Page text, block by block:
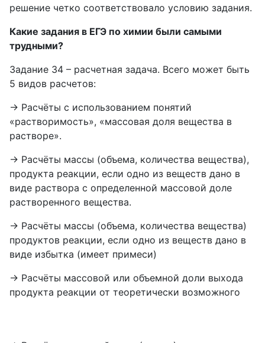
решение четко соответствовало условию задания.
Какие задания в ЕГЭ по химии были самыми
трудными?
Задание 34 – расчетная задача. Всего может быть
5 видов расчетов:
→ Расчёты с использованием понятий
«растворимость», «массовая доля вещества в
растворе».
→ Расчёты массы (объема, количества вещества),
продукта реакции, если одно из веществ дано в
виде раствора с определенной массовой доле
растворенного вещества.
→ Расчёты массы (объема, количества вещества)
продуктов реакции, если одно из веществ дано в
виде избытка (имеет примеси)
→ Расчёты массовой или объемной доли выхода
продукта реакции от теоретически возможного